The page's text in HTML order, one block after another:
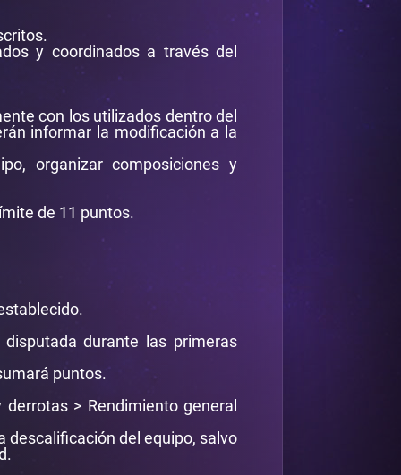
y coordinados a través del
con los utilizados dentro del
informar la modificación a la
organizar composiciones y
de 11 puntos.
disputada durante las primeras
puntos.
> Rendimiento general
descalificación del equipo, salvo